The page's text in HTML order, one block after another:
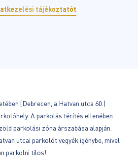
tájékoztatót
(Debrecen, a Hatvan utca 60.)
A parkolás térítés ellenében
parkolási zóna árszabása alapján.
utcai parkolót vegyék igénybe, mivel
parkolni tilos!